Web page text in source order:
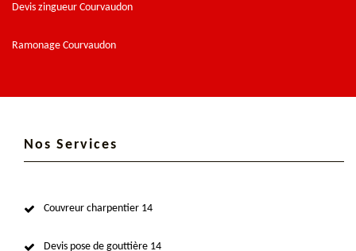
Devis zingueur Courvaudon
Ramonage Courvaudon
Nos Services
Couvreur charpentier 14
Devis pose de gouttière 14